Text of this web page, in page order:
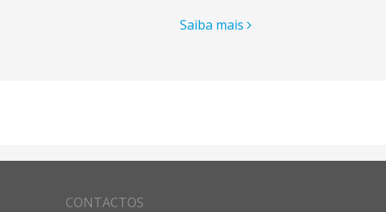
Saiba mais
CONTACTOS